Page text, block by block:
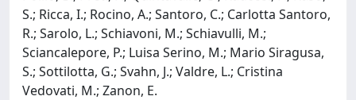
S.; Ricca, I.; Rocino, A.; Santoro, C.; Carlotta Santoro,
R.; Sarolo, L.; Schiavoni, M.; Schiavulli, M.;
Sciancalepore, P.; Luisa Serino, M.; Mario Siragusa,
S.; Sottilotta, G.; Svahn, J.; Valdre, L.; Cristina
Vedovati, M.; Zanon, E.